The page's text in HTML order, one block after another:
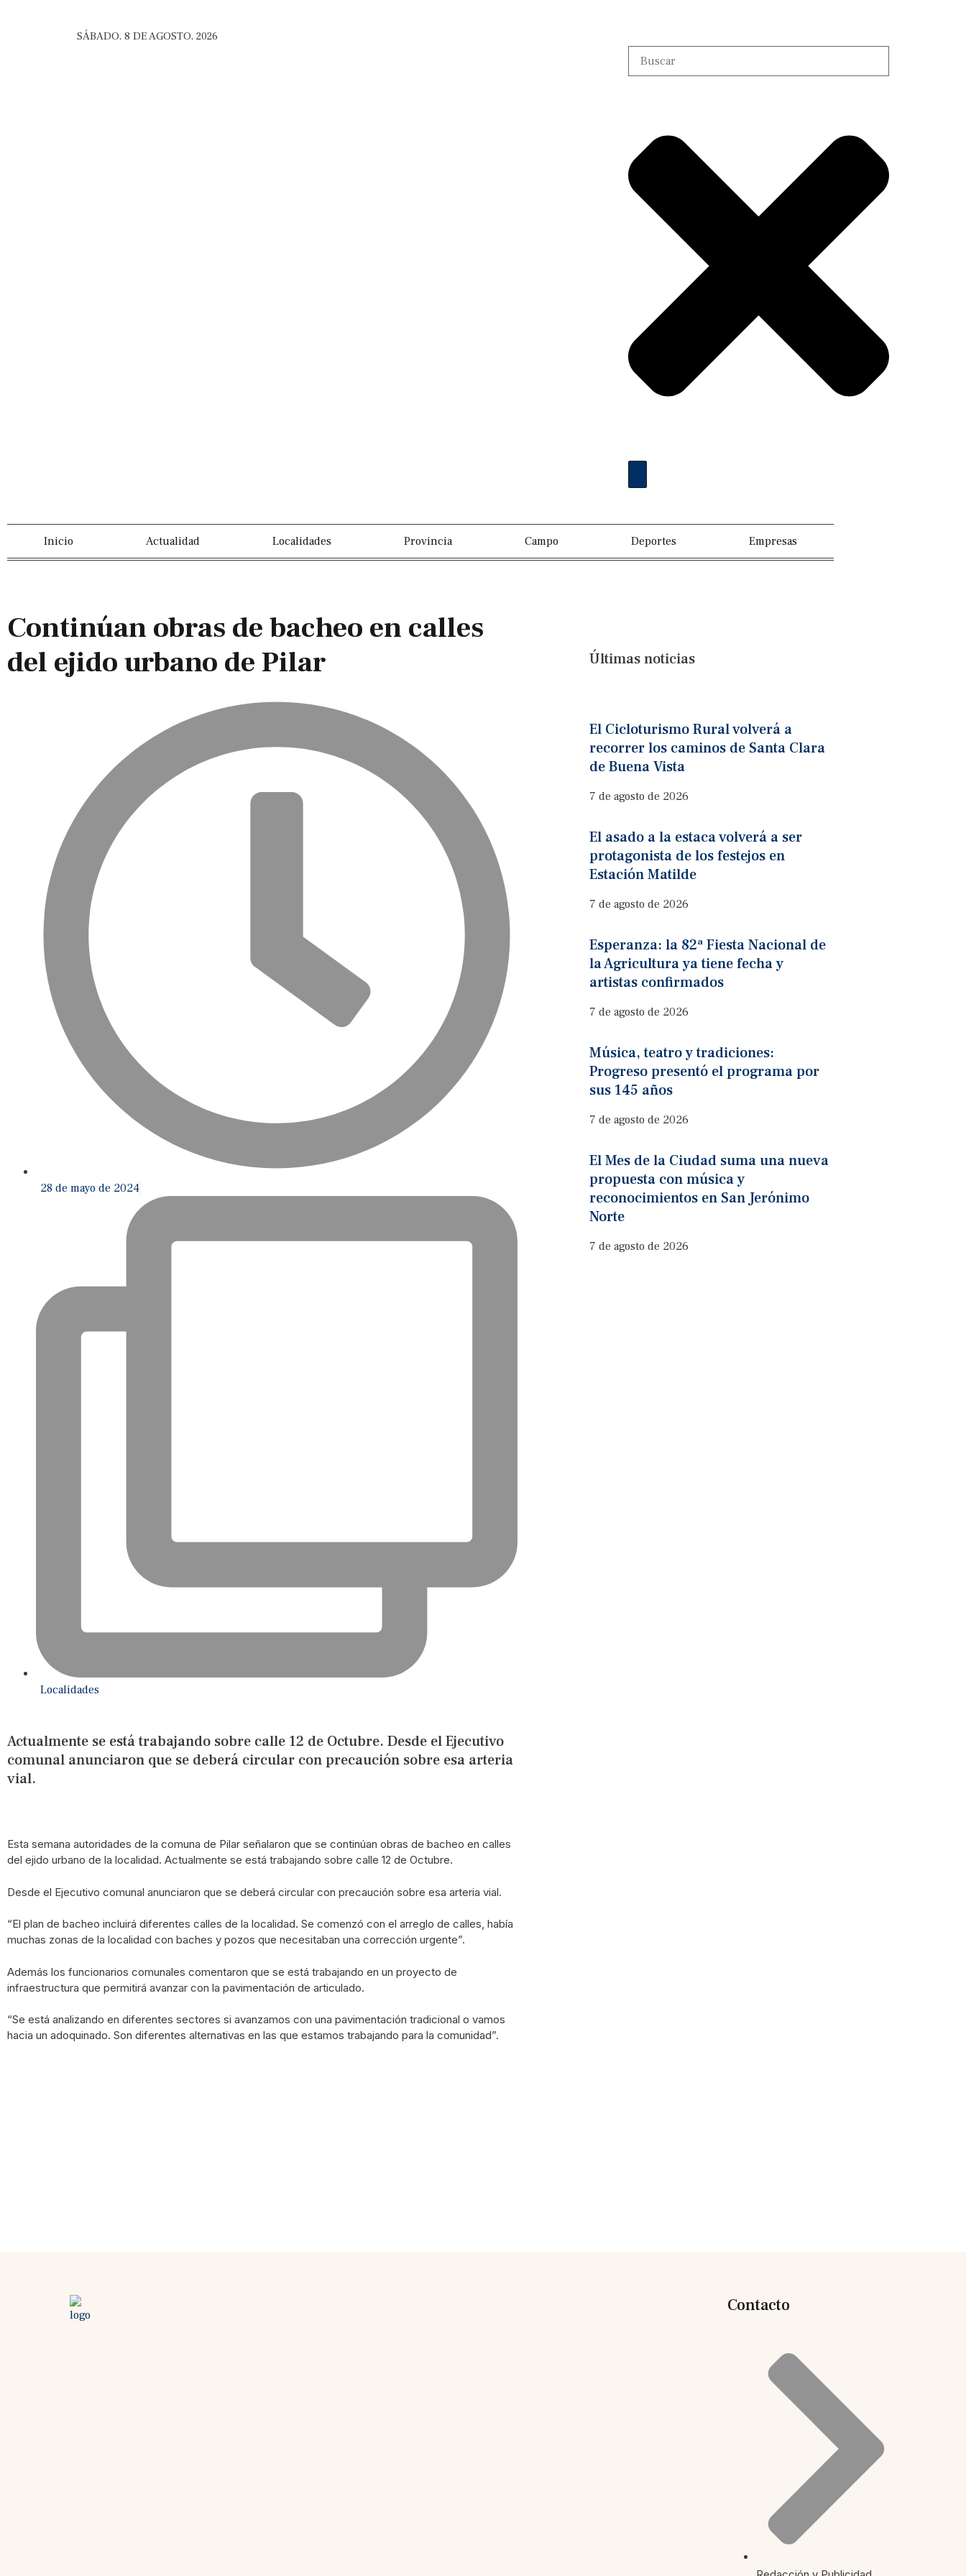
SÁBADO, 8 DE AGOSTO, 2026
Inicio Actualidad Localidades Provincia Campo Deportes Empresas
Continúan obras de bacheo en calles
del ejido urbano de Pilar
28 de mayo de 2024
Localidades
Actualmente se está trabajando sobre calle 12 de Octubre. Desde el Ejecutivo
comunal anunciaron que se deberá circular con precaución sobre esa arteria
vial.
Esta semana autoridades de la comuna de Pilar señalaron que se continúan obras de bacheo en calles
del ejido urbano de la localidad. Actualmente se está trabajando sobre calle 12 de Octubre.
Desde el Ejecutivo comunal anunciaron que se deberá circular con precaución sobre esa arteria vial.
“El plan de bacheo incluirá diferentes calles de la localidad. Se comenzó con el arreglo de calles, había
muchas zonas de la localidad con baches y pozos que necesitaban una corrección urgente”.
Además los funcionarios comunales comentaron que se está trabajando en un proyecto de
infraestructura que permitirá avanzar con la pavimentación de articulado.
“Se está analizando en diferentes sectores si avanzamos con una pavimentación tradicional o vamos
hacia un adoquinado. Son diferentes alternativas en las que estamos trabajando para la comunidad”.
Últimas noticias
El Cicloturismo Rural volverá a
recorrer los caminos de Santa Clara
de Buena Vista
7 de agosto de 2026
El asado a la estaca volverá a ser
protagonista de los festejos en
Estación Matilde
7 de agosto de 2026
Esperanza: la 82ª Fiesta Nacional de
la Agricultura ya tiene fecha y
artistas confirmados
7 de agosto de 2026
Música, teatro y tradiciones:
Progreso presentó el programa por
sus 145 años
7 de agosto de 2026
El Mes de la Ciudad suma una nueva
propuesta con música y
reconocimientos en San Jerónimo
Norte
7 de agosto de 2026
Contacto